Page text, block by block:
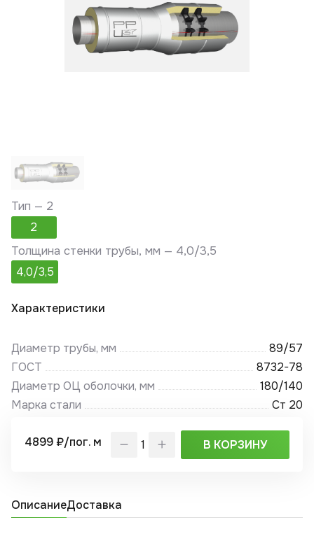
Тип — 2
2
Толщина стенки трубы, мм — 4,0/3,5
4,0/3,5
Характеристики
Диаметр трубы, мм
89/57
ГОСТ
8732-78
Диаметр ОЦ оболочки, мм
180/140
Марка стали
Ст 20
4899 ₽/пог. м В КОРЗИНУ
ОписаниеДоставка